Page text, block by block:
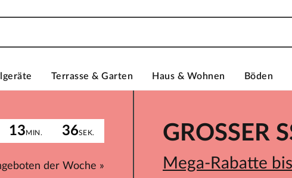
Terrasse & Garten Haus & Wohnen Böden
13MIN. 36SEK.
der Woche »
GROSSER
Mega-Rabatte